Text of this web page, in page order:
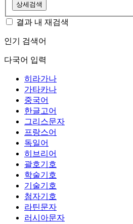
상세검색
결과 내 재검색
인기 검색어
다국어 입력
히라가나
가타카나
중국어
한글고어
그리스문자
프랑스어
독일어
히브리어
괄호기호
학술기호
기술기호
첨자기호
라틴문자
러시아문자